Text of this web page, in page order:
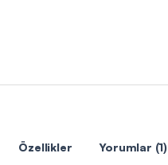
Özellikler Yorumlar (1)